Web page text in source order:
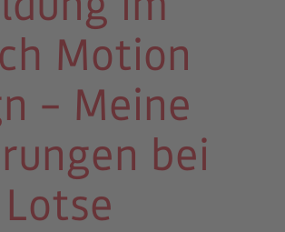
Motion
– Meine
bei